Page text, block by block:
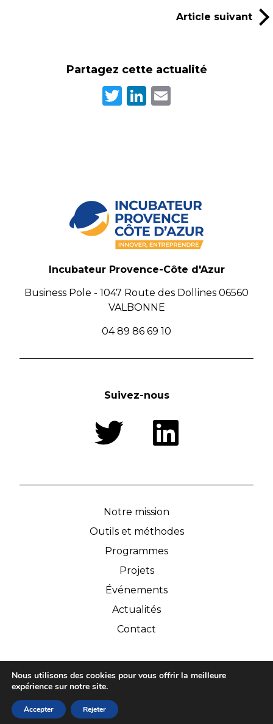
Article suivant
Partagez cette actualité
Twitter
LinkedIn
Incubateur Provence-Côte d'Azur
Business Pole - 1047 Route des Dollines 06560
VALBONNE
04 89 86 69 10
Suivez-nous
Notre mission
Outils et méthodes
Programmes
Projets
Événements
Actualités
Contact
© IPCA 2026
Mentions légales
Données personnelles
Nous utilisons des cookies pour vous offrir la meilleure
expérience sur notre site.
Accepter Rejeter